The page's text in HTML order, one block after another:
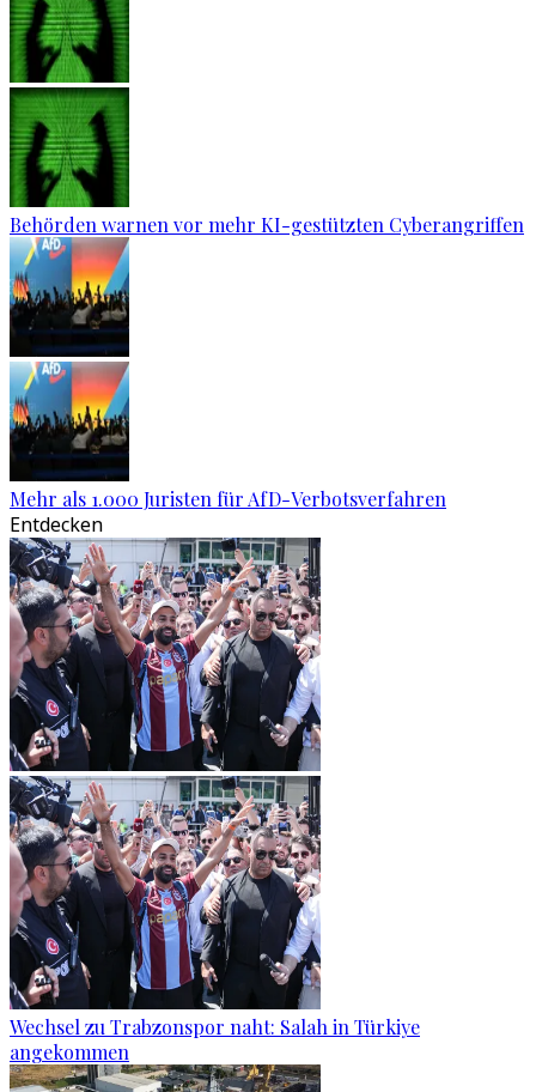
Behörden warnen vor mehr KI-gestützten Cyberangriffen
Mehr als 1.000 Juristen für AfD-Verbotsverfahren
Entdecken
Wechsel zu Trabzonspor naht: Salah in Türkiye
angekommen